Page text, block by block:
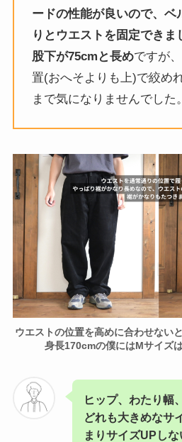
ードの性能が良いので、ベ
りとウエストを固定できま
股下が75cmと長めですが
置(おへそよりも上)で絞め
まで気になりませんでした。
ウエストの位置を高めに合わせない
身長170cmの僕にはMサイズ
ヒップ、わたり幅
どれも大きめなサ
まりサイズUPし